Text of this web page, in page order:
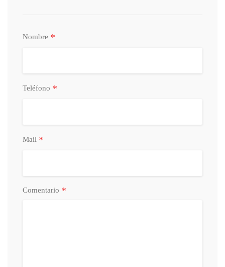
Nombre *
Teléfono *
Mail *
Comentario *